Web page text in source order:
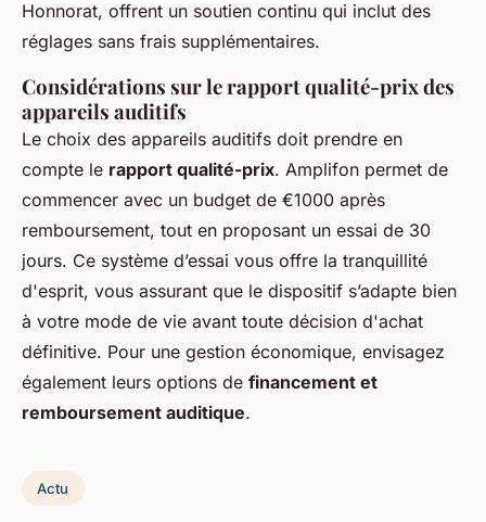
Honnorat, offrent un soutien continu qui inclut des
réglages sans frais supplémentaires.
Considérations sur le rapport qualité-prix des
appareils auditifs
Le choix des appareils auditifs doit prendre en
compte le rapport qualité-prix. Amplifon permet de
commencer avec un budget de €1000 après
remboursement, tout en proposant un essai de 30
jours. Ce système d’essai vous offre la tranquillité
d'esprit, vous assurant que le dispositif s’adapte bien
à votre mode de vie avant toute décision d'achat
définitive. Pour une gestion économique, envisagez
également leurs options de financement et
remboursement auditique.
Actu